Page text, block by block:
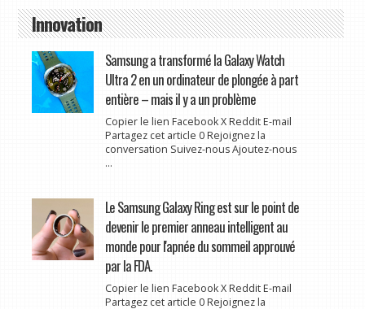
Innovation
Samsung a transformé la Galaxy Watch
Ultra 2 en un ordinateur de plongée à part
entière – mais il y a un problème
Copier le lien Facebook X Reddit E-mail
Partagez cet article 0 Rejoignez la
conversation Suivez-nous Ajoutez-nous
...
Le Samsung Galaxy Ring est sur le point de
devenir le premier anneau intelligent au
monde pour l'apnée du sommeil approuvé
par la FDA.
Copier le lien Facebook X Reddit E-mail
Partagez cet article 0 Rejoignez la